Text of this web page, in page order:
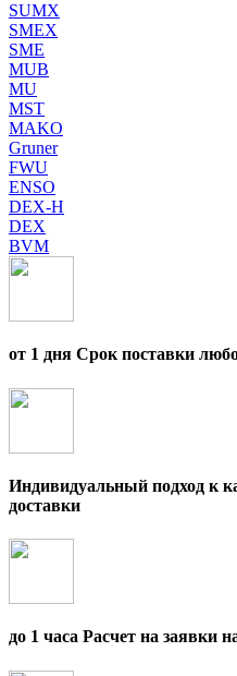
SUMX
SMEX
SME
MUB
MU
MST
MAKO
Gruner
FWU
ENSO
DEX-H
DEX
BVM
от 1 дня Срок поставки
Индивидуальный подход к
доставки
до 1 часа Расчет на заявки